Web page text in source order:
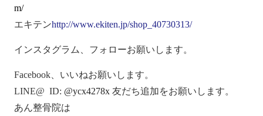
m/
エキテンhttp://www.ekiten.jp/shop_40730313/
インスタグラム、フォローお願いします。
Facebook、いいねお願いします。
LINE@ ID: @ycx4278x 友だち追加をお願いします。
あん整骨院は